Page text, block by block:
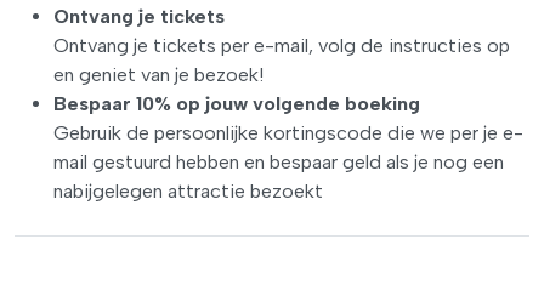
Ontvang je tickets
Ontvang je tickets per e-mail, volg de instructies op
en geniet van je bezoek!
Bespaar 10% op jouw volgende boeking
Gebruik de persoonlijke kortingscode die we per je e-
mail gestuurd hebben en bespaar geld als je nog een
nabijgelegen attractie bezoekt